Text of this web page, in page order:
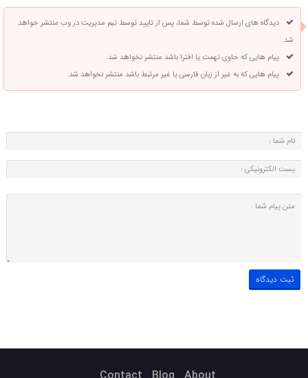
دیدگاه های ارسال شده توسط شما، پس از تایید توسط تیم مدیریت در وب منتشر خواهد
شد.
پیام هایی که حاوی تهمت یا افترا باشد منتشر نخواهد شد.
پیام هایی که به غیر از زبان فارسی یا غیر مرتبط باشد منتشر نخواهد شد.